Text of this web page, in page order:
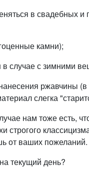
в свадебных
камни);
случае с зимними
ржавчины (в
слегка
нам тоже есть,
строгого
от ваших пожеланий.
текущий день?